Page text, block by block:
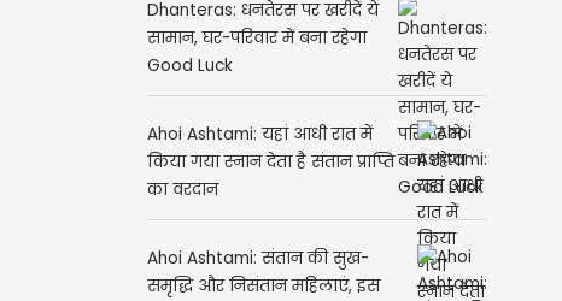
Dhanteras: धनतेरस पर खरीदें ये
सामान, घर-परिवार में बना रहेगा
Good Luck
Ahoi Ashtami: यहां आधी रात में
किया गया स्नान देता है संतान प्राप्ति
का वरदान
Ahoi Ashtami: संतान की सुख-
समृद्धि और निसंतान महिलाएं, इस